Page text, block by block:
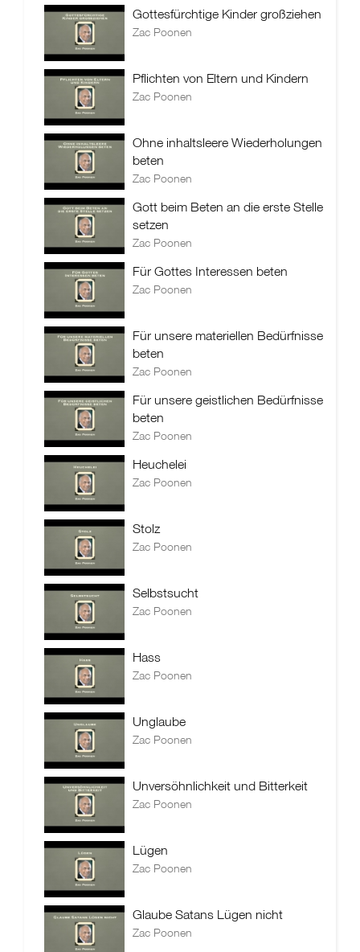
Gottesfürchtige Kinder großziehen
Zac Poonen
Pflichten von Eltern und Kindern
Zac Poonen
Ohne inhaltsleere Wiederholungen
beten
Zac Poonen
Gott beim Beten an die erste Stelle
setzen
Zac Poonen
Für Gottes Interessen beten
Zac Poonen
Für unsere materiellen Bedürfnisse
beten
Zac Poonen
Für unsere geistlichen Bedürfnisse
beten
Zac Poonen
Heuchelei
Zac Poonen
Stolz
Zac Poonen
Selbstsucht
Zac Poonen
Hass
Zac Poonen
Unglaube
Zac Poonen
Unversöhnlichkeit und Bitterkeit
Zac Poonen
Lügen
Zac Poonen
Glaube Satans Lügen nicht
Zac Poonen